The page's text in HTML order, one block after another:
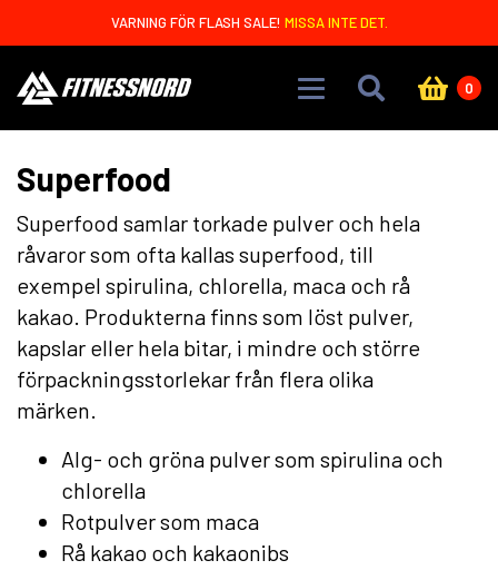
VARNING FÖR FLASH SALE! MISSA INTE DET.
0
Superfood
Superfood samlar torkade pulver och hela
råvaror som ofta kallas superfood, till
exempel spirulina, chlorella, maca och rå
kakao. Produkterna finns som löst pulver,
kapslar eller hela bitar, i mindre och större
förpackningsstorlekar från flera olika
märken.
Alg- och gröna pulver som spirulina och
chlorella
Rotpulver som maca
Rå kakao och kakaonibs